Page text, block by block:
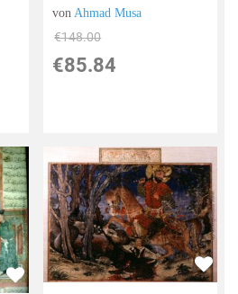
vonAhmad Musa
€148.00
€85.84